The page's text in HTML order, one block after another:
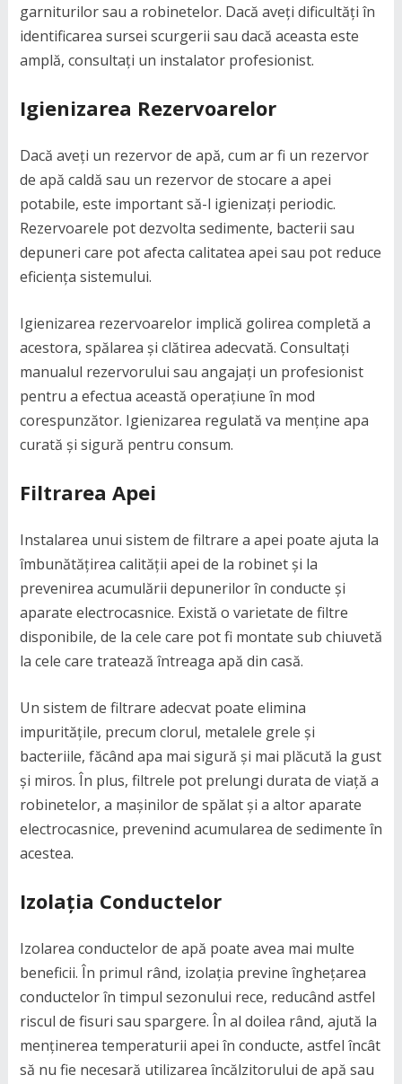
garniturilor sau a robinetelor. Dacă aveți dificultăți în
identificarea sursei scurgerii sau dacă aceasta este
amplă, consultați un instalator profesionist.
Igienizarea Rezervoarelor
Dacă aveți un rezervor de apă, cum ar fi un rezervor
de apă caldă sau un rezervor de stocare a apei
potabile, este important să-l igienizați periodic.
Rezervoarele pot dezvolta sedimente, bacterii sau
depuneri care pot afecta calitatea apei sau pot reduce
eficiența sistemului.
Igienizarea rezervoarelor implică golirea completă a
acestora, spălarea și clătirea adecvată. Consultați
manualul rezervorului sau angajați un profesionist
pentru a efectua această operațiune în mod
corespunzător. Igienizarea regulată va menține apa
curată și sigură pentru consum.
Filtrarea Apei
Instalarea unui sistem de filtrare a apei poate ajuta la
îmbunătățirea calității apei de la robinet și la
prevenirea acumulării depunerilor în conducte și
aparate electrocasnice. Există o varietate de filtre
disponibile, de la cele care pot fi montate sub chiuvetă
la cele care tratează întreaga apă din casă.
Un sistem de filtrare adecvat poate elimina
impuritățile, precum clorul, metalele grele și
bacteriile, făcând apa mai sigură și mai plăcută la gust
și miros. În plus, filtrele pot prelungi durata de viață a
robinetelor, a mașinilor de spălat și a altor aparate
electrocasnice, prevenind acumularea de sedimente în
acestea.
Izolația Conductelor
Izolarea conductelor de apă poate avea mai multe
beneficii. În primul rând, izolația previne înghețarea
conductelor în timpul sezonului rece, reducând astfel
riscul de fisuri sau spargere. În al doilea rând, ajută la
menținerea temperaturii apei în conducte, astfel încât
să nu fie necesară utilizarea încălzitorului de apă sau